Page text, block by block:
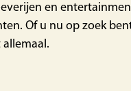
en
Of u nu op zoek